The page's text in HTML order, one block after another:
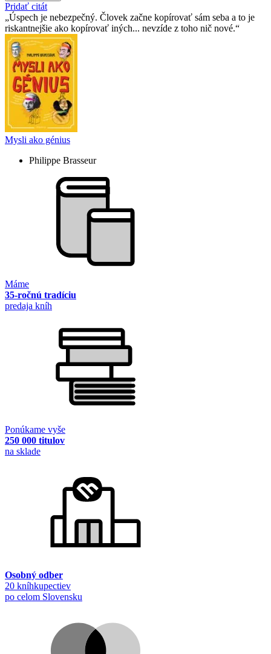
Pridať citát
Úspech je nebezpečný. Človek začne kopírovať sám seba a to je
riskantnejšie ako kopírovať iných... nevzíde z toho nič nové.
Mysli ako génius
Philippe Brasseur
Máme
35-ročnú tradíciu
predaja kníh
Ponúkame vyše
250 000 titulov
na sklade
Osobný odber
20 kníhkupectiev
po celom Slovensku